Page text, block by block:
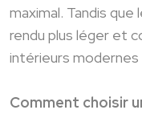
maximal. Tandis
rendu plus léger et
intérieurs
Comment choisir